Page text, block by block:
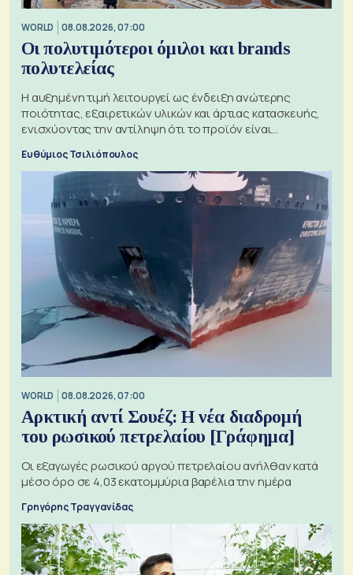
WORLD 08.08.2026, 07:00
Οι πολυτιμότεροι όμιλοι και brands
πολυτελείας
Η αυξημένη τιμή λειτουργεί ως ένδειξη ανώτερης
ποιότητας, εξαιρετικών υλικών και άρτιας κατασκευής,
ενισχύοντας την αντίληψη ότι το προϊόν είναι
Ευθύμιος Τσιλιόπουλος
WORLD 08.08.2026, 07:00
Αρκτική αντί Σουέζ: Η νέα διαδρομή
του ρωσικού πετρελαίου [Γράφημα]
Οι εξαγωγές ρωσικού αργού πετρελαίου ανήλθαν κατά
μέσο όρο σε 4,03 εκατομμύρια βαρέλια την ημέρα
Γρηγόρης Τραγγανίδας